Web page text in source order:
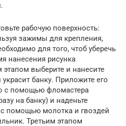
рабочую поверхность:
зажимы для крепления,
для того, чтоб уберечь
нанесения рисунка
выберите и нанесите
банку. Приложите его
с помощью фломастера
на банку) и наденьте
помощью молотка и гвоздей
Третьим этапом